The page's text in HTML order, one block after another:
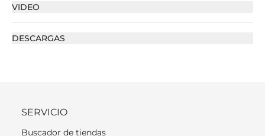
VIDEO
DESCARGAS
SERVICIO
Buscador de tiendas